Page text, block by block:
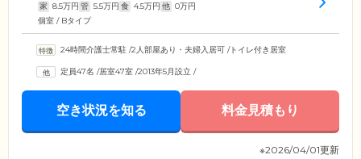
家 8.5万円 管 5.5万円 食 4.5万円 他 0万円
個室 / Bタイプ
24時間介護士常駐 /2人部屋あり・夫婦入居可 /トイレ付き居室
定員47名 /居室47室 /2013年5月設立 /
空き状況を知る 料金見積もり
※2026/04/01更新